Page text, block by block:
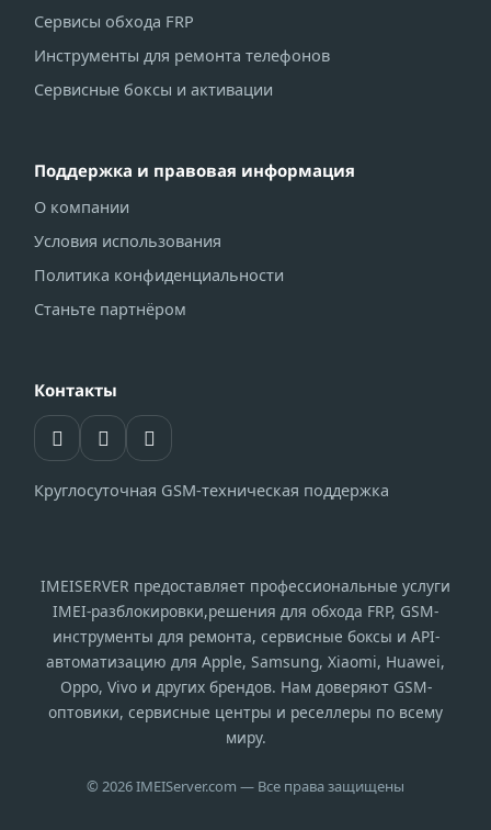
Сервисы обхода FRP
Инструменты для ремонта телефонов
Сервисные боксы и активации
Поддержка и правовая информация
О компании
Условия использования
Политика конфиденциальности
Станьте партнёром
Контакты
Круглосуточная GSM-техническая поддержка
IMEISERVER предоставляет профессиональные услуги
IMEI-разблокировки,решения для обхода FRP, GSM-
инструменты для ремонта, сервисные боксы и API-
автоматизацию для Apple, Samsung, Xiaomi, Huawei,
Oppo, Vivo и других брендов. Нам доверяют GSM-
оптовики, сервисные центры и реселлеры по всему
миру.
© 2026 IMEIServer.com — Все права защищены